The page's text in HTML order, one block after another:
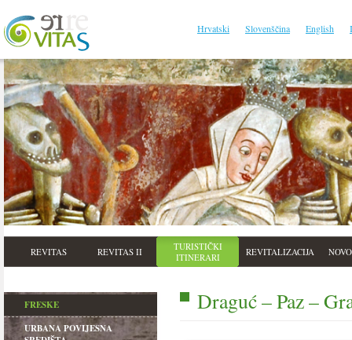
Hrvatski Slovenščina English
REVITAS REVITAS II
TURISTIČKI
ITINERARI
REVITALIZACIJA
FRESKE
URBANA POVIJESNA
Draguć – Paz –